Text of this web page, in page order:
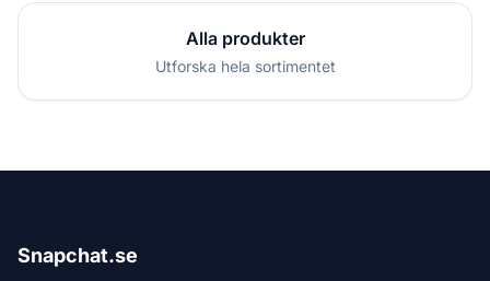
Alla produkter
Utforska hela sortimentet
Snapchat.se